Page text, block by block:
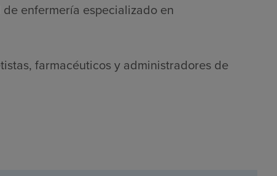
enfermería especializado en
farmacéuticos y administradores de